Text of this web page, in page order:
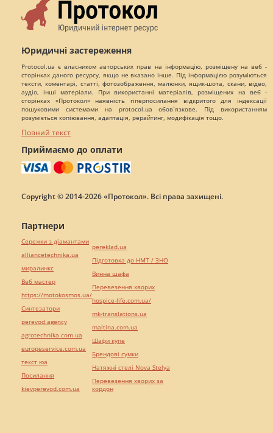
Юридичні застереження
Protocol.ua є власником авторських прав на інформацію, розміщену на веб -
сторінках даного ресурсу, якщо не вказано інше. Під інформацією розуміються
тексти, коментарі, статті, фотозображення, малюнки, ящик-шота, скани, відео,
аудіо, інші матеріали. При використанні матеріалів, розміщених на веб -
сторінках «Протокол» наявність гіперпосилання відкритого для індексації
пошуковими системами на protocol.ua обов`язкове. Під використанням
розуміється копіювання, адаптація, рерайтинг, модифікація тощо.
Повний текст
Приймаємо до оплати
Copyright © 2014-2026 «Протокол». Всі права захищені.
Партнери
Сережки з діамантами
alliancetechnika.ua
миралинкс
Веб мастер
https://motokosmos.ua/
Синтезатори
perevod.agency
agrotechnika.com.ua
europeservice.com.ua
текст юа
Посилання
kievperevod.com.ua
pereklad.ua
Підготовка до НМТ / ЗНО
Винна шафа
Перевезення хворих
hospice-life.com.ua/
mk-translations.ua
maltina.com.ua
Шафи купе
Брендові сумки
Натяжні стелі Nova Stelya
Перевезення хворих за
кордон